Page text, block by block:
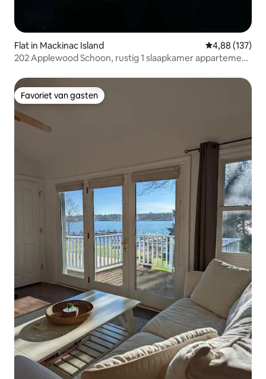
Flat in Mackinac Island Gemiddelde
4,88 (137)
202 Applewood Schoon, rustig 1 slaapkamer appartement
Favoriet van gasten
Favoriet van gasten